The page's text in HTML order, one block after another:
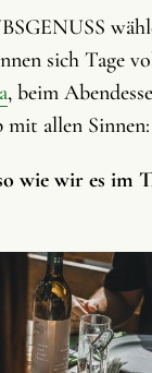
sich Tage
, beim
mit allen Sinnen:
wie wir es im